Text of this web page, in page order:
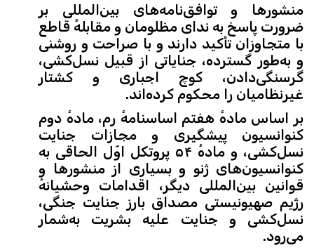
منشورها و توافق‌نامه‌های بین‌المللی بر
ضرورت پاسخ به ندای مظلومان و مقابلهٔ قاطع
با متجاوزان تأکید دارند و با صراحت و روشنی
و به‌طور گسترده، جنایاتی از قبیل نسل‌کشی،
گرسنگی‌دادن، کوچ اجباری و کشتار
غیرنظامیان را محکوم کرده‌اند.
بر اساس مادهٔ هفتم اساسنامهٔ رم، مادهٔ دوم
کنوانسیون پیشگیری و مجازات جنایت
نسل‌کشی، و مادهٔ ۵۴ پروتکل اوّل الحاقی به
کنوانسیون‌های ژنو و بسیاری از منشورها و
قوانین بین‌المللی دیگر، اقدامات وحشیانهٔ
رژیم صهیونیستی مصداق بارز جنایت جنگی،
نسل‌کشی و جنایت علیه بشریت به‌شمار
می‌رود.